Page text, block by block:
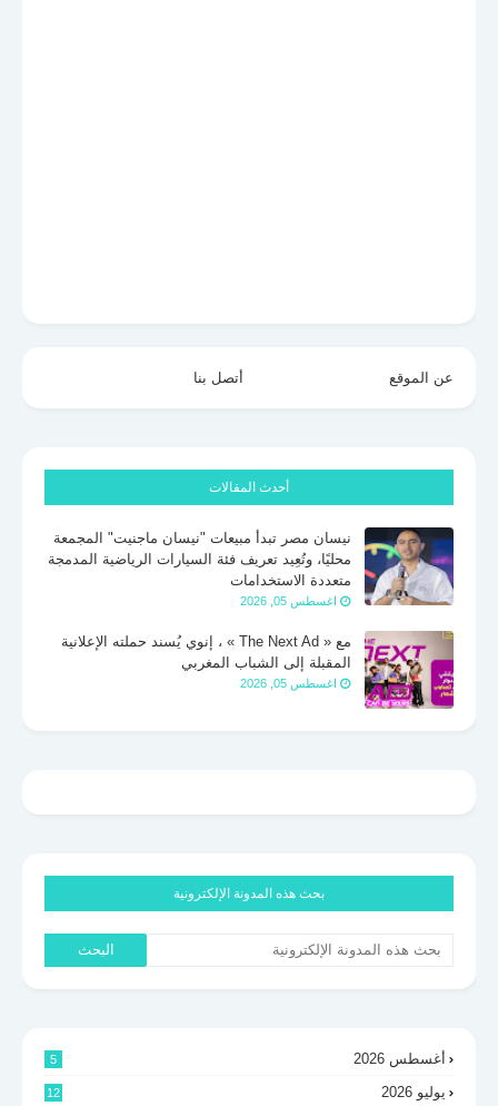
عن الموقع أتصل بنا
أحدث المقالات
نيسان مصر تبدأ مبيعات "نيسان ماجنيت" المجمعة
محليًا، وتُعِيد تعريف فئة السيارات الرياضية المدمجة
متعددة الاستخدامات
اغسطس 05, 2026
مع « The Next Ad » ، إنوي يُسند حملته الإعلانية
المقبلة إلى الشباب المغربي
اغسطس 05, 2026
بحث هذه المدونة الإلكترونية
أغسطس 2026 5
يوليو 2026 12